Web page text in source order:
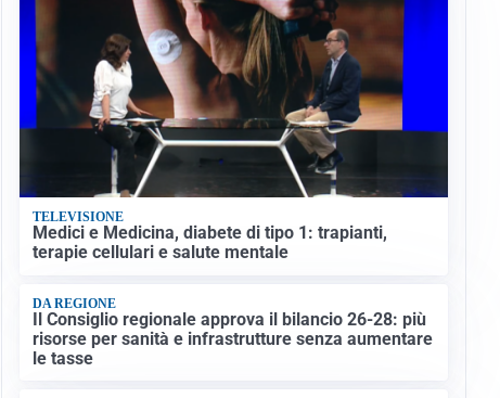
TELEVISIONE
Medici e Medicina, diabete di tipo 1: trapianti,
terapie cellulari e salute mentale
DA REGIONE
Il Consiglio regionale approva il bilancio 26-28: più
risorse per sanità e infrastrutture senza aumentare
le tasse